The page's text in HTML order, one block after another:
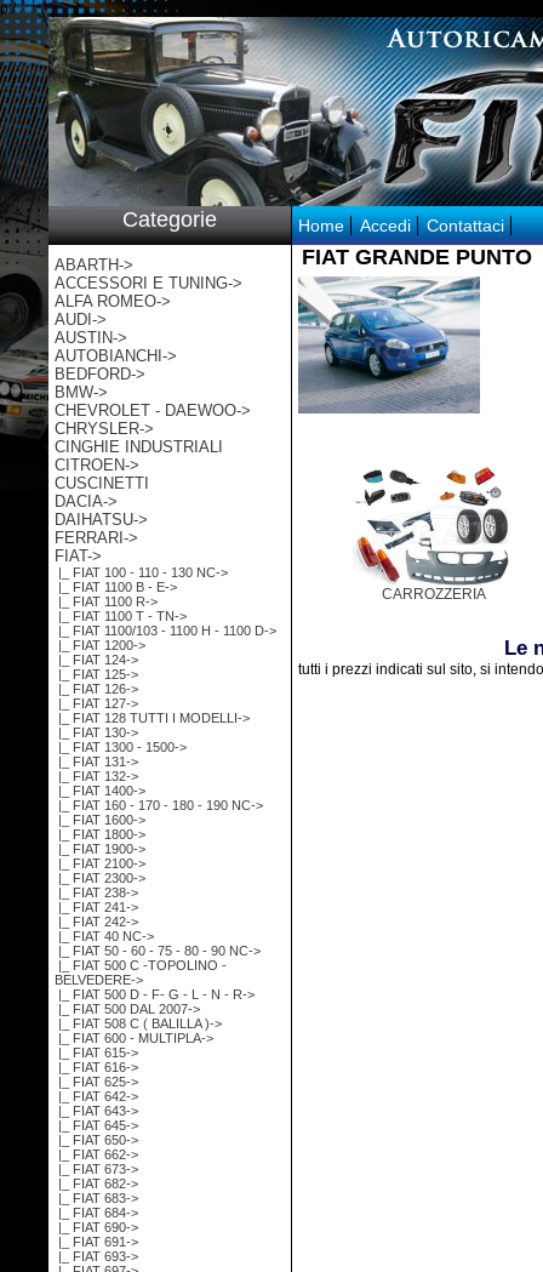
p:/
Categorie
ABARTH->
ACCESSORI E TUNING->
ALFA ROMEO->
AUDI->
AUSTIN->
AUTOBIANCHI->
BEDFORD->
BMW->
CHEVROLET - DAEWOO->
CHRYSLER->
CINGHIE INDUSTRIALI
CITROEN->
CUSCINETTI
DACIA->
DAIHATSU->
FERRARI->
FIAT->
|_ FIAT 100 - 110 - 130 NC->
|_ FIAT 1100 B - E->
|_ FIAT 1100 R->
|_ FIAT 1100 T - TN->
|_ FIAT 1100/103 - 1100 H - 1100 D->
|_ FIAT 1200->
|_ FIAT 124->
|_ FIAT 125->
|_ FIAT 126->
|_ FIAT 127->
|_ FIAT 128 TUTTI I MODELLI->
|_ FIAT 130->
|_ FIAT 1300 - 1500->
|_ FIAT 131->
|_ FIAT 132->
|_ FIAT 1400->
|_ FIAT 160 - 170 - 180 - 190 NC->
|_ FIAT 1600->
|_ FIAT 1800->
|_ FIAT 1900->
|_ FIAT 2100->
|_ FIAT 2300->
|_ FIAT 238->
|_ FIAT 241->
|_ FIAT 242->
|_ FIAT 40 NC->
|_ FIAT 50 - 60 - 75 - 80 - 90 NC->
|_ FIAT 500 C -TOPOLINO -
BELVEDERE->
|_ FIAT 500 D - F- G - L - N - R->
|_ FIAT 500 DAL 2007->
|_ FIAT 508 C ( BALILLA )->
|_ FIAT 600 - MULTIPLA->
|_ FIAT 615->
|_ FIAT 616->
|_ FIAT 625->
|_ FIAT 642->
|_ FIAT 643->
|_ FIAT 645->
|_ FIAT 650->
|_ FIAT 662->
|_ FIAT 673->
|_ FIAT 682->
|_ FIAT 683->
|_ FIAT 684->
|_ FIAT 690->
|_ FIAT 691->
|_ FIAT 693->
Home Accedi Contattaci
FIAT GRANDE PUNTO
CARROZZERIA
Le
tutti i prezzi indicati sul sito, si